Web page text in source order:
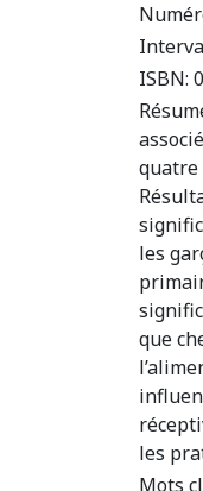
ISBN:
quatre
les
que
les
Mots